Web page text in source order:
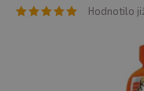
Hodnotilo